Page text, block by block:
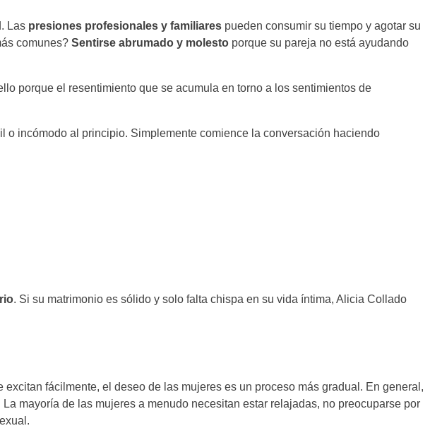
Las presiones profesionales y familiares pueden consumir su tiempo y agotar su
comunes? Sentirse abrumado y molesto porque su pareja no está ayudando
porque el resentimiento que se acumula en torno a los sentimientos de
o incómodo al principio. Simplemente comience la conversación haciendo
. Si su matrimonio es sólido y solo falta chispa en su vida íntima, Alicia Collado
excitan fácilmente, el deseo de las mujeres es un proceso más gradual. En general,
mayoría de las mujeres a menudo necesitan estar relajadas, no preocuparse por